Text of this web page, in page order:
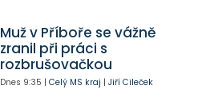
Muž v Příboře se vážně
zranil při práci s
rozbrušovačkou
Dnes 9:35 | Celý MS kraj | Jiří Cileček